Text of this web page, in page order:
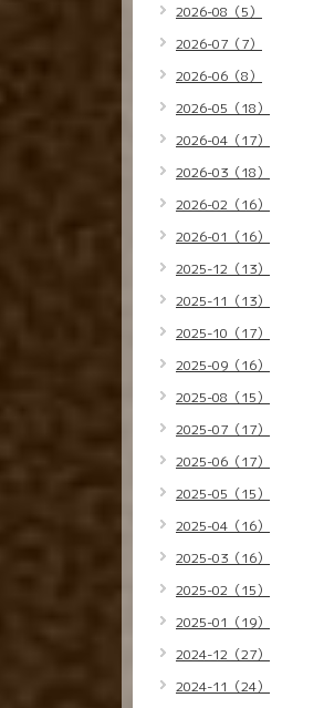
2026-08（5）
2026-07（7）
2026-06（8）
2026-05（18）
2026-04（17）
2026-03（18）
2026-02（16）
2026-01（16）
2025-12（13）
2025-11（13）
2025-10（17）
2025-09（16）
2025-08（15）
2025-07（17）
2025-06（17）
2025-05（15）
2025-04（16）
2025-03（16）
2025-02（15）
2025-01（19）
2024-12（27）
2024-11（24）